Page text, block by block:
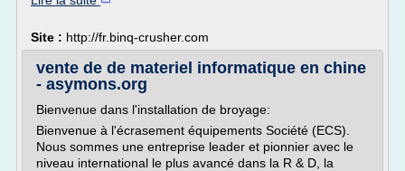
Site : http://fr.binq-crusher.com
vente de de materiel informatique en chine
- asymons.org
Bienvenue dans l'installation de broyage:
Bienvenue à l'écrasement équipements Société (ECS).
Nous sommes une entreprise leader et pionnier avec le
niveau international le plus avancé dans la R & D, la